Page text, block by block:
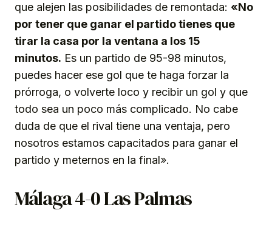
que alejen las posibilidades de remontada: «No
por tener que ganar el partido tienes que
tirar la casa por la ventana a los 15
minutos. Es un partido de 95-98 minutos,
puedes hacer ese gol que te haga forzar la
prórroga, o volverte loco y recibir un gol y que
todo sea un poco más complicado. No cabe
duda de que el rival tiene una ventaja, pero
nosotros estamos capacitados para ganar el
partido y meternos en la final».
Málaga 4-0 Las Palmas